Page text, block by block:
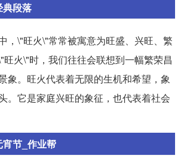
典段落
，\"旺火\"常常被寓意为旺盛、兴旺、繁
火\"时，我们往往会联想到一幅繁荣昌
象。旺火代表着无限的生机和希望，象
。它是家庭兴旺的象征，也代表着社会
节_作业帮